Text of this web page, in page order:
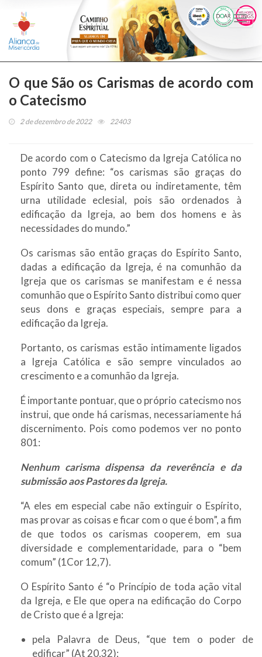
O que São os Carismas de acordo com
o Catecismo
2 de dezembro de 2022 22403
De acordo com o Catecismo da Igreja Católica no
ponto 799 define: “os carismas são graças do
Espírito Santo que, direta ou indiretamente, têm
urna utilidade eclesial, pois são ordenados à
edificação da Igreja, ao bem dos homens e às
necessidades do mundo.”
Os carismas são então graças do Espírito Santo,
dadas a edificação da Igreja, é na comunhão da
Igreja que os carismas se manifestam e é nessa
comunhão que o Espírito Santo distribui como quer
seus dons e graças especiais, sempre para a
edificação da Igreja.
Portanto, os carismas estão intimamente ligados
a Igreja Católica e são sempre vinculados ao
crescimento e a comunhão da Igreja.
É importante pontuar, que o próprio catecismo nos
instrui, que onde há carismas, necessariamente há
discernimento. Pois como podemos ver no ponto
801:
Nenhum carisma dispensa da reverência e da
submissão aos Pastores da Igreja.
“A eles em especial cabe não extinguir o Espírito,
mas provar as coisas e ficar com o que é bom”, a fim
de que todos os carismas cooperem, em sua
diversidade e complementaridade, para o “bem
comum” (1Cor 12,7).
O Espírito Santo é “o Princípio de toda ação vital
da Igreja, e Ele que opera na edificação do Corpo
de Cristo que é a Igreja:
pela Palavra de Deus, “que tem o poder de
edificar” (At 20,32);